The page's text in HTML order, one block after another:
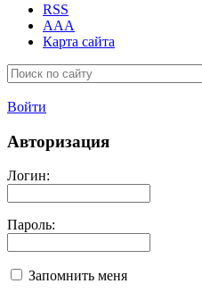
RSS
AAA
Карта сайта
Войти
Авторизация
Логин:
Пароль:
Запомнить меня